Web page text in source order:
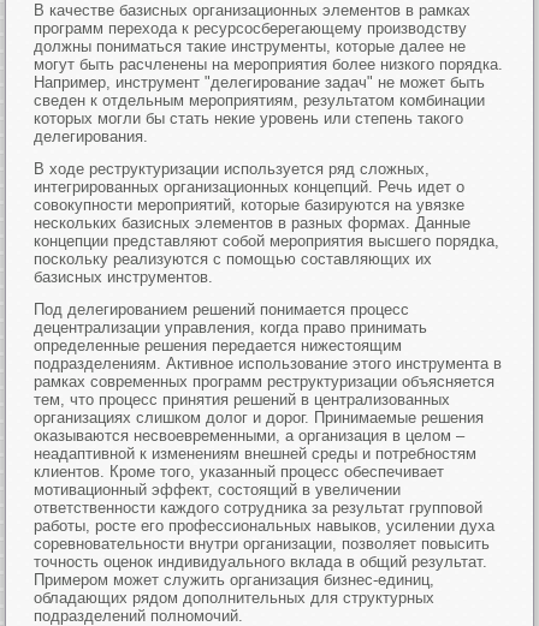
В качестве базисных организационных элементов в рамках
программ перехода к ресурсосберегающему производству
должны пониматься такие инструменты, которые далее не
могут быть расчленены на мероприятия более низкого порядка.
Например, инструмент "делегирование задач" не может быть
сведен к отдельным мероприятиям, результатом комбинации
которых могли бы стать некие уровень или степень такого
делегирования.
В ходе реструктуризации используется ряд сложных,
интегрированных организационных концепций. Речь идет о
совокупности мероприятий, которые базируются на увязке
нескольких базисных элементов в разных формах. Данные
концепции представляют собой мероприятия высшего порядка,
поскольку реализуются с помощью составляющих их
базисных инструментов.
Под делегированием решений понимается процесс
децентрализации управления, когда право принимать
определенные решения передается нижестоящим
подразделениям. Активное использование этого инструмента в
рамках современных программ реструктуризации объясняется
тем, что процесс принятия решений в централизованных
организациях слишком долог и дорог. Принимаемые решения
оказываются несвоевременными, а организация в целом –
неадаптивной к изменениям внешней среды и потребностям
клиентов. Кроме того, указанный процесс обеспечивает
мотивационный эффект, состоящий в увеличении
ответственности каждого сотрудника за результат групповой
работы, росте его профессиональных навыков, усилении духа
соревновательности внутри организации, позволяет повысить
точность оценок индивидуального вклада в общий результат.
Примером может служить организация бизнес-единиц,
обладающих рядом дополнительных для структурных
подразделений полномочий.